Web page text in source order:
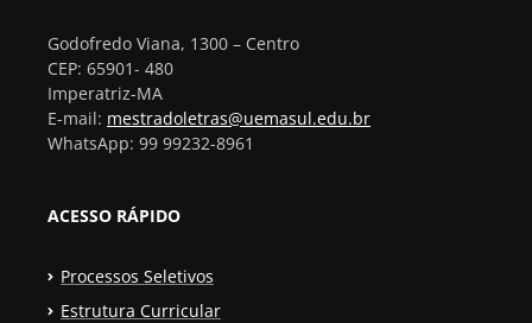
Godofredo Viana, 1300 – Centro
CEP: 65901- 480
Imperatriz-MA
E-mail: mestradoletras@uemasul.edu.br
WhatsApp: 99 99232-8961
ACESSO RÁPIDO
Processos Seletivos
Estrutura Curricular